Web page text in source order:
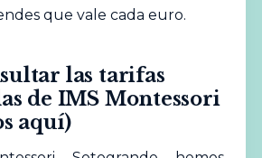
que vale cada euro.
las tarifas
de IMS Montessori
aquí)